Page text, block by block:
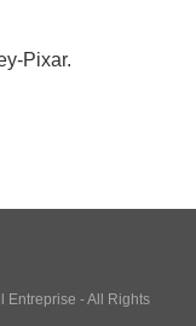
Pixar.
Entreprise - All Rights